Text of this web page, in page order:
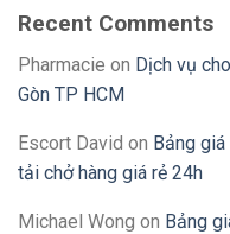
Recent Comments
Pharmacie on Dịch vụ
Gòn TP HCM
Escort David on Bảng
tải chở hàng giá rẻ 24h
Michael Wong on Bảng